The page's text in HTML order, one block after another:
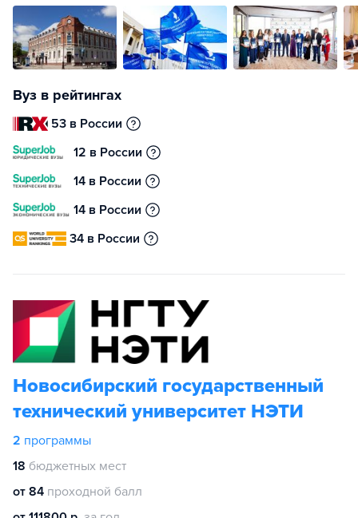
Вуз в рейтингах
53 в России
12 в России
14 в России
14 в России
34 в России
Новосибирский государственный
технический университет НЭТИ
2 программы
18 бюджетных мест
от 84 проходной балл